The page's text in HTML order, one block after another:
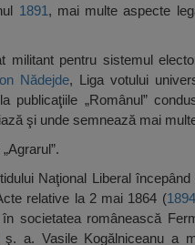
1891, mai multe aspecte
pentru sistemul
Nădejde, Liga votului
publicaţiile „Românul”
şi unde semnează mai
Naţional Liberal începând
relative la 2 mai 1864 (1894
societatea românească
a. Vasile Kogălniceanu a